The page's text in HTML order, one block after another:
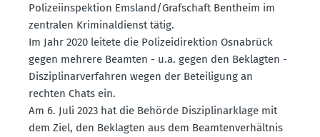
Polizei­in­spektion Emsland/Grafschaft Bentheim im
zentralen Krimi­nal­dienst tätig.
Im Jahr 2020 leitete die Polizei­di­rektion Osnabrück
gegen mehrere Beamten - u.a. gegen den Beklagten -
Diszi­pli­nar­ver­fahren wegen der Betei­ligung an
rechten Chats ein.
Am 6. Juli 2023 hat die Behörde Diszi­pli­nar­klage mit
dem Ziel, den Beklagten aus dem Beamten­ver­hältnis